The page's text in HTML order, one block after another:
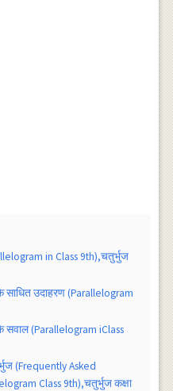
in Class 9th),चतुर्भुज
साधित उदाहरण (Parallelogram
सवाल (Parallelogram iClass
(Frequently Asked
Class 9th),चतुर्भुज कक्षा